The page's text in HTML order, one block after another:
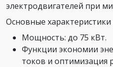
электродвигателей при
Основные характеристики
Мощность: до 75 кВт.
Функции экономии
токов и оптимизация